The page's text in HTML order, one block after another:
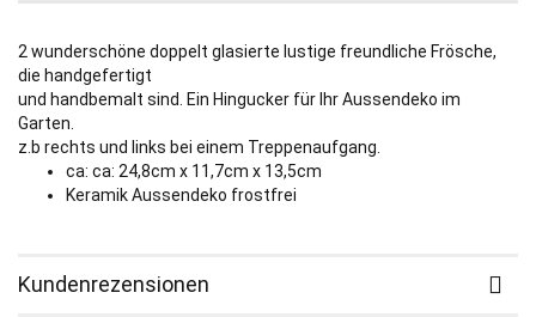
2 wunderschöne doppelt glasierte lustige freundliche Frösche,
die handgefertigt
und handbemalt sind. Ein Hingucker für Ihr Aussendeko im
Garten.
z.b rechts und links bei einem Treppenaufgang.
ca: ca: 24,8cm x 11,7cm x 13,5cm
Keramik Aussendeko frostfrei
Kundenrezensionen